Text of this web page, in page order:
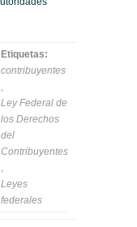
Etiquetas:
contribuyentes
Ley Federal de
los Derechos
del
Contribuyentes
Leyes
federales